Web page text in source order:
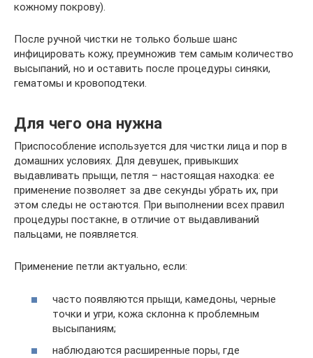
кожному покрову).
После ручной чистки не только больше шанс
инфицировать кожу, преумножив тем самым количество
высыпаний, но и оставить после процедуры синяки,
гематомы и кровоподтеки.
Для чего она нужна
Приспособление используется для чистки лица и пор в
домашних условиях. Для девушек, привыкших
выдавливать прыщи, петля – настоящая находка: ее
применение позволяет за две секунды убрать их, при
этом следы не остаются. При выполнении всех правил
процедуры постакне, в отличие от выдавливаний
пальцами, не появляется.
Применение петли актуально, если:
часто появляются прыщи, камедоны, черные
точки и угри, кожа склонна к проблемным
высыпаниям;
наблюдаются расширенные поры, где